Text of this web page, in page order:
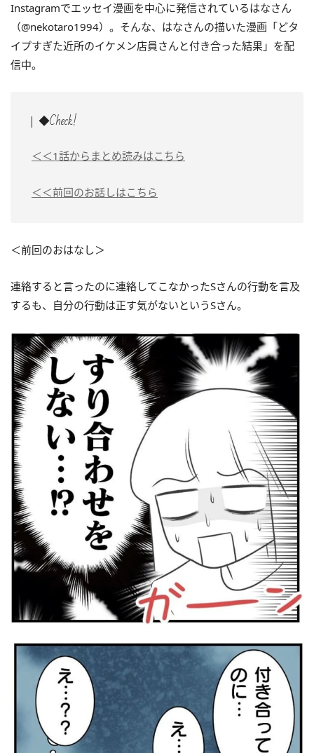
Instagramでエッセイ漫画を中心に発信されているはなさん
（@nekotaro1994）。そんな、はなさんの描いた漫画「どタ
イプすぎた近所のイケメン店員さんと付き合った結果」を配
信中。
◆Check!
＜＜1話からまとめ読みはこちら
＜＜前回のお話しはこちら
＜前回のおはなし＞
連絡すると言ったのに連絡してこなかったSさんの行動を言及
するも、自分の行動は正す気がないというSさん。